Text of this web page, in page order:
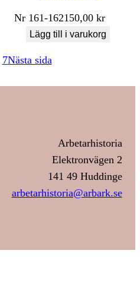
Nr 161-162150,00kr
Lägg till i varukorg
7Nästa sida
Arbetarhistoria
Elektronvägen 2
141 49 Huddinge
arbetarhistoria@arbark.se